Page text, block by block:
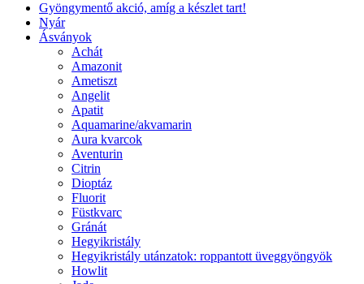
Gyöngymentő akció, amíg a készlet tart!
Nyár
Ásványok
Achát
Amazonit
Ametiszt
Angelit
Apatit
Aquamarine/akvamarin
Aura kvarcok
Aventurin
Citrin
Dioptáz
Fluorit
Füstkvarc
Gránát
Hegyikristály
Hegyikristály utánzatok: roppantott üveggyöngyök
Howlit